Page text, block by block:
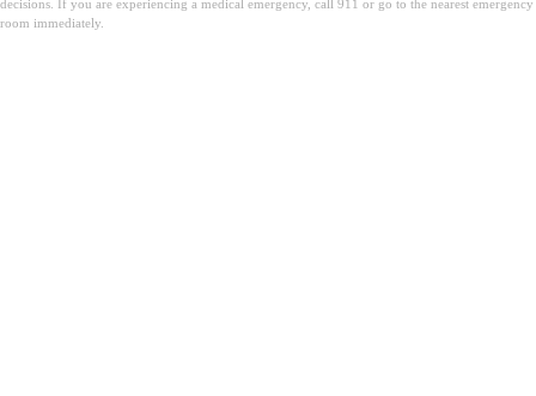
decisions. If you are experiencing a medical emergency, call 911 or go to the nearest emergency
room immediately.